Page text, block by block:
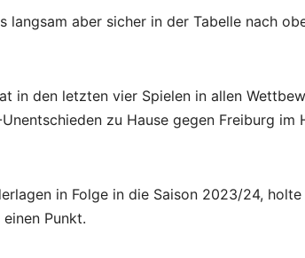
langsam aber sicher in der Tabelle nach
in den letzten vier Spielen in allen
zu Hause gegen Freiburg im
in Folge in die Saison 2023/24,
Punkt.